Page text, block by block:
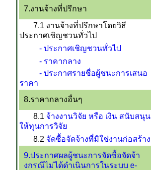
7.งานจ้างที่ปรึกษา
7.1 งานจ้างที่ปรึกษาโดยวิธี
ประกาศเชิญชวนทั่วไป
- ประกาศเชิญชวนทั่วไป
- ราคากลาง
- ประกาศรายชื่อผู้ชนะการเสนอ
ราคา
8.ราคากลางอื่นๆ
8.1 จ้างงานวิจัย หรือ เงิน สนับสนุน
ให้ทุนการวิจัย
8.2 จัดซื้อจัดจ้างที่มิใช่งานก่อสร้าง
9.ประกาศผลผู้ชนะการจัดซื้อจัดจ้า
งกรณีไม่ได้ดำเนินการในระบบ e-